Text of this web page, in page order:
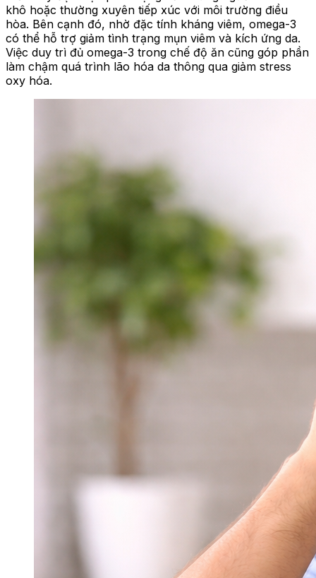
khô hoặc thường xuyên tiếp xúc với môi trường điều
hòa. Bên cạnh đó, nhờ đặc tính kháng viêm, omega-3
có thể hỗ trợ giảm tình trạng mụn viêm và kích ứng da.
Việc duy trì đủ omega-3 trong chế độ ăn cũng góp phần
làm chậm quá trình lão hóa da thông qua giảm stress
oxy hóa.